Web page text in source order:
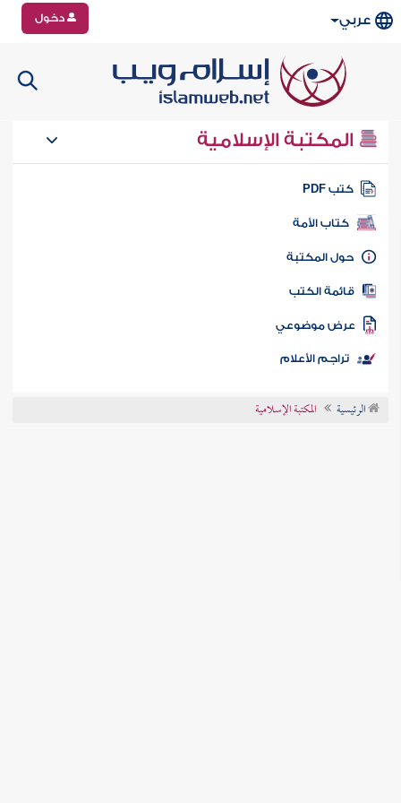
عربي دخول
المكتبة الإسلامية
كتب PDF
كتاب الأمة
المكتبة
الكتب
موضوعي
تراجم الأعلام
الرئيسية المكتبة الإسلامية